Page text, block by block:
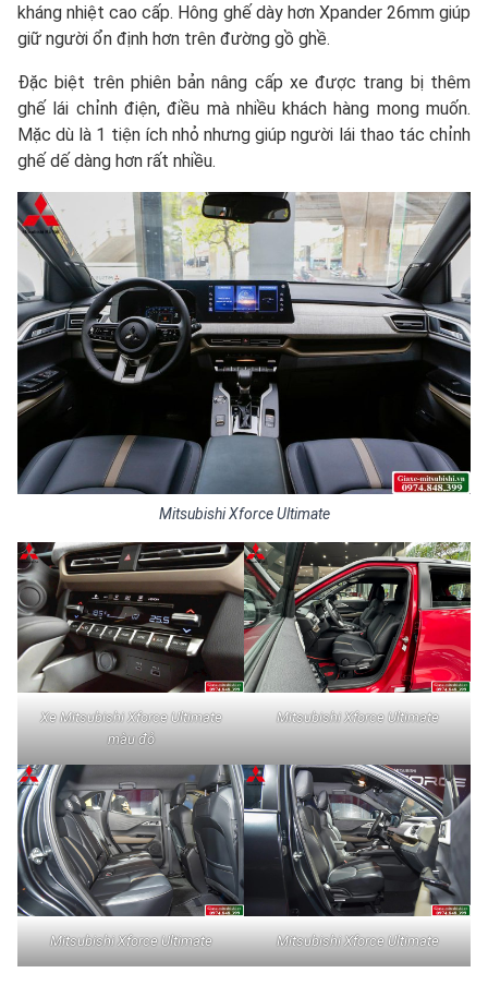
kháng nhiệt cao cấp. Hông ghế dày hơn Xpander 26mm giúp
giữ người ổn định hơn trên đường gồ ghề.
Đặc biệt trên phiên bản nâng cấp xe được trang bị thêm
ghế lái chỉnh điện, điều mà nhiều khách hàng mong muốn.
Mặc dù là 1 tiện ích nhỏ nhưng giúp người lái thao tác chỉnh
ghế dế dàng hơn rất nhiều.
Mitsubishi Xforce Ultimate
Xe Mitsubishi Xforce Ultimate
màu đỏ
Mitsubishi Xforce Ultimate
Mitsubishi Xforce Ultimate Mitsubishi Xforce Ultimate